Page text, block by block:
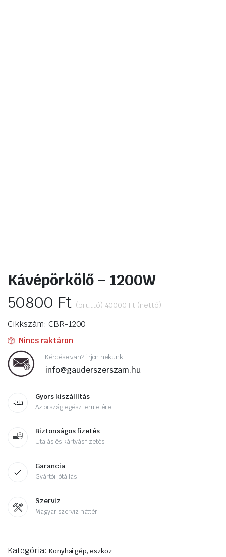
Kávépörkölő – 1200W
50800 Ft (bruttó) 40000 Ft (nettó)
Cikkszám: CBR-1200
Nincs raktáron
Kérdése van? Írjon nekünk!
info@gauderszerszam.hu
Gyors kiszállítás
Az ország egész területére
Biztonságos fizetés
Utalás és kártyás fizetés.
Garancia
Gyártói jótállás
Szerviz
Magyar szerviz háttér
Kategória: Konyhai gép, eszköz